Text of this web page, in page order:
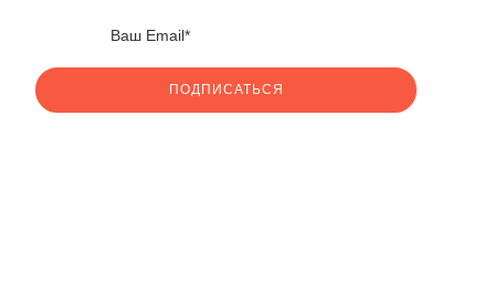
ПОДПИСАТЬСЯ